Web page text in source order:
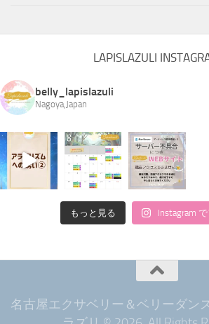
LAPISLAZULI
belly_lapislazuli
Nagoya,Japan
もっと見る Instagram
名古屋エクサベリー＆ベリーダン